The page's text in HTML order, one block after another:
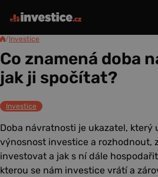
/Investice
Co znamená doba
jak ji spočítat?
Investice
Doba návratnosti je ukazatel, který
výnosnost investice a rozhodnout,
investovat a jak s ní dále
kterou se nám investice vrátí a